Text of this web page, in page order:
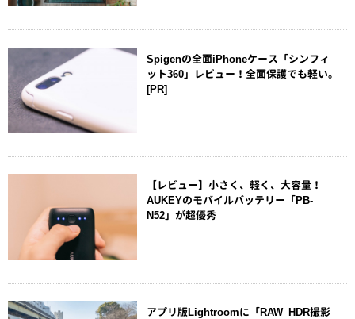
Spigenの全面iPhoneケース「シンフィ
ット360」レビュー！全面保護でも軽い。
[PR]
【レビュー】小さく、軽く、大容量！
AUKEYのモバイルバッテリー「PB-
N52」が超優秀
アプリ版Lightroomに「RAW HDR撮影